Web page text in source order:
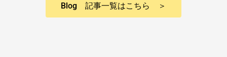
Blog 記事一覧はこちら ＞